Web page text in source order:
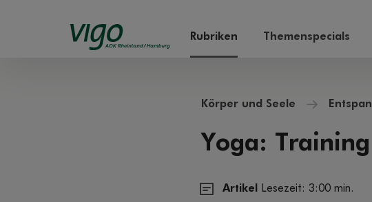
Rubriken Themenspecials
Körper und Seele
Yoga:
Artikel Lesezeit: 3:00 min.